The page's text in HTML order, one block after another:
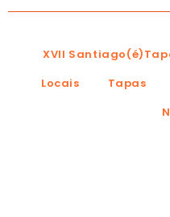
XVII
Locais
Tapas